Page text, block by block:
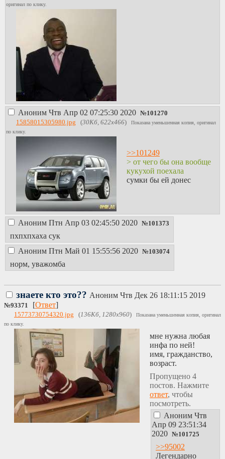
подкрался к ней и
так шепнул
полугромко на
Говорить какую-
нибудь хуйню о
матрице у меня
мозгов не хватит,
да и не поймёт она
ебальник в этот
момент надо было.
до 4-х часов ночи.
чего бы она
вообще кукухой
оригинал по клику.
Аноним Чтв Апр 02 07:25:30 2020 №101270
15858015305980.jpg (30Кб, 622x466)
Показана уменьшенная копия, оригинал
по клику.
>>101249
> от чего бы она вообще
кукухой поехала
сумки бы ей донес
Аноним Птн Апр 03 02:45:50 2020 №101373
пхпхпхаха сук
Аноним Птн Май 01 15:55:56 2020 №103074
норм, уважомба
знаете кто это?? Аноним Чтв Дек 26 18:11:15 2019
№93371 [Ответ]
15773730754320.jpg (136Кб, 1280x960)
Показана уменьшенная копия, оригинал
по клику.
мне нужна любая
инфа по ней!
имя, гражданство,
возраст.
Пропущено 4
постов. Нажмите
ответ, чтобы
посмотреть.
Аноним Чтв
Апр 09 23:51:34
2020 №101725
>>95002
Легендарно